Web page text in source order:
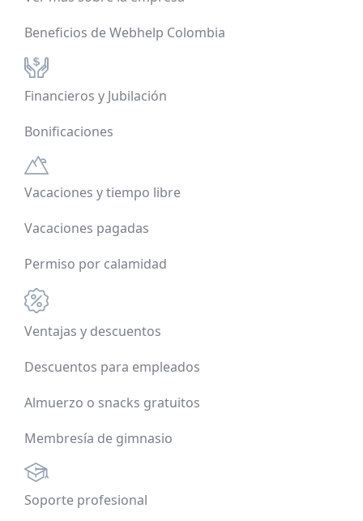
Beneficios de Webhelp Colombia
Financieros y Jubilación
Bonificaciones
Vacaciones y tiempo libre
Vacaciones pagadas
Permiso por calamidad
Ventajas y descuentos
Descuentos para empleados
Almuerzo o snacks gratuitos
Membresía de gimnasio
Soporte profesional